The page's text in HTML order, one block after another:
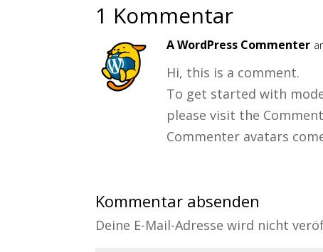
1 Kommentar
A WordPress Commenter
Hi, this is a comment.
To get started with
please visit the
Commenter avatars
Kommentar absenden
Deine E-Mail-Adresse wird nicht